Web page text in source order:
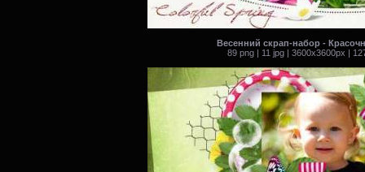
Весенний скрап-набор -
89 png | 11 jpg | 3600x3600px |